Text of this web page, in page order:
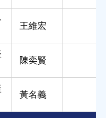
王維宏
陳奕賢
黃名義